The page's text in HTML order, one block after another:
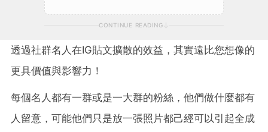
CONTINUE READING
透過社群名人在IG貼文擴散的效益，其實遠比您想像的
更具價值與影響力！
每個名人都有一群或是一大群的粉絲，他們做什麼都有
人留意，可能他們只是放一張照片都己經可以引起全成